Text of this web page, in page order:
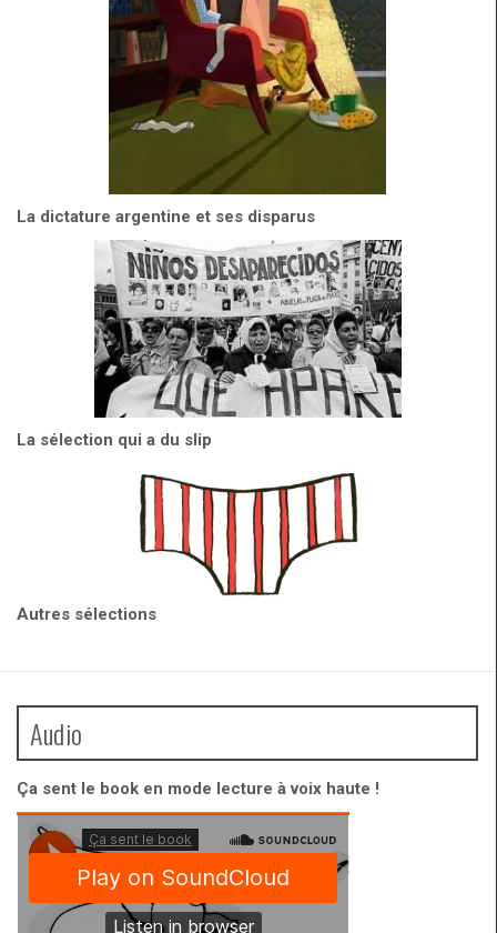
La dictature argentine et ses disparus
La sélection qui a du slip
Autres sélections
Audio
Ça sent le book en mode lecture à voix haute !